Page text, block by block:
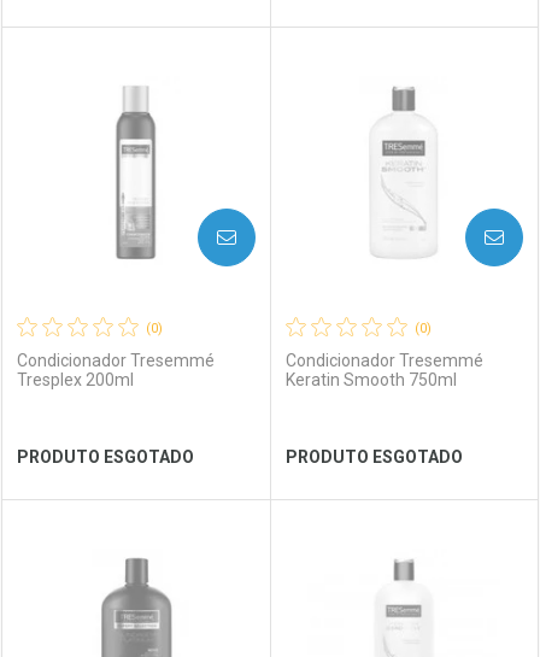
Laboratório
Ver Desconto Convênio
Por Menos Laboratório
Ver Desconto Convênio
Por Menos
(0)
Condicionador Tresemmé
Tresplex 200ml
PRODUTO ESGOTADO
AVISE-ME
Laboratório
Por Menos
(0)
Condicionador Tresemmé
Keratin Smooth 750ml
PRODUTO ESGOTADO
AVISE-ME
Laboratório
Por Menos